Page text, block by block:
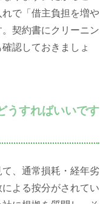
で「借主負担を増や
契約書にクリーニン
認しておきましょ
うすればいいです
、通常損耗・経年劣
よる按分がされてい